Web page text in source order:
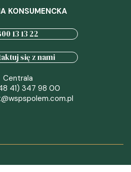
KONSUMENCKA
13 13 22
się z nami
Centrala
41) 347 98 00